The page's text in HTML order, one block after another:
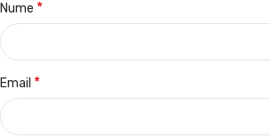
Nume *
Email *